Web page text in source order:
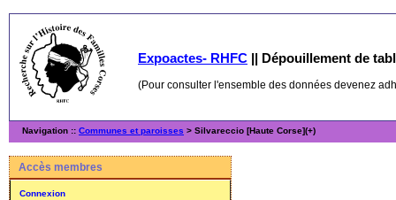
Expoactes- RHFC || Dépouillement de
(Pour consulter l'ensemble des données devenez
Navigation :: Communes et paroisses > Silvareccio [Haute Corse](+)
Accès membres
Connexion